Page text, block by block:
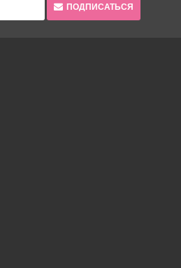
ПОДПИСАТЬСЯ